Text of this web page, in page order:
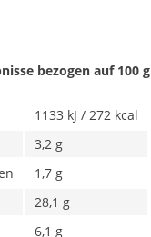
bezogen auf 100 g
1133 kJ / 272 kcal
3,2 g
1,7 g
28,1 g
6,1 g